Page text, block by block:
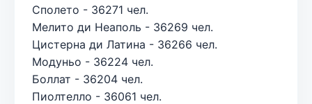
Сполето - 36271 чел.
Мелито ди Неаполь - 36269 чел.
Цистерна ди Латина - 36266 чел.
Модуньо - 36224 чел.
Боллат - 36204 чел.
Пиолтелло - 36061 чел.